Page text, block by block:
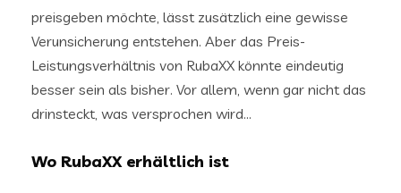
preisgeben möchte, lässt zusätzlich eine gewisse
Verunsicherung entstehen. Aber das Preis-
Leistungsverhältnis von RubaXX könnte eindeutig
besser sein als bisher. Vor allem, wenn gar nicht das
drinsteckt, was versprochen wird…
Wo RubaXX erhältlich ist